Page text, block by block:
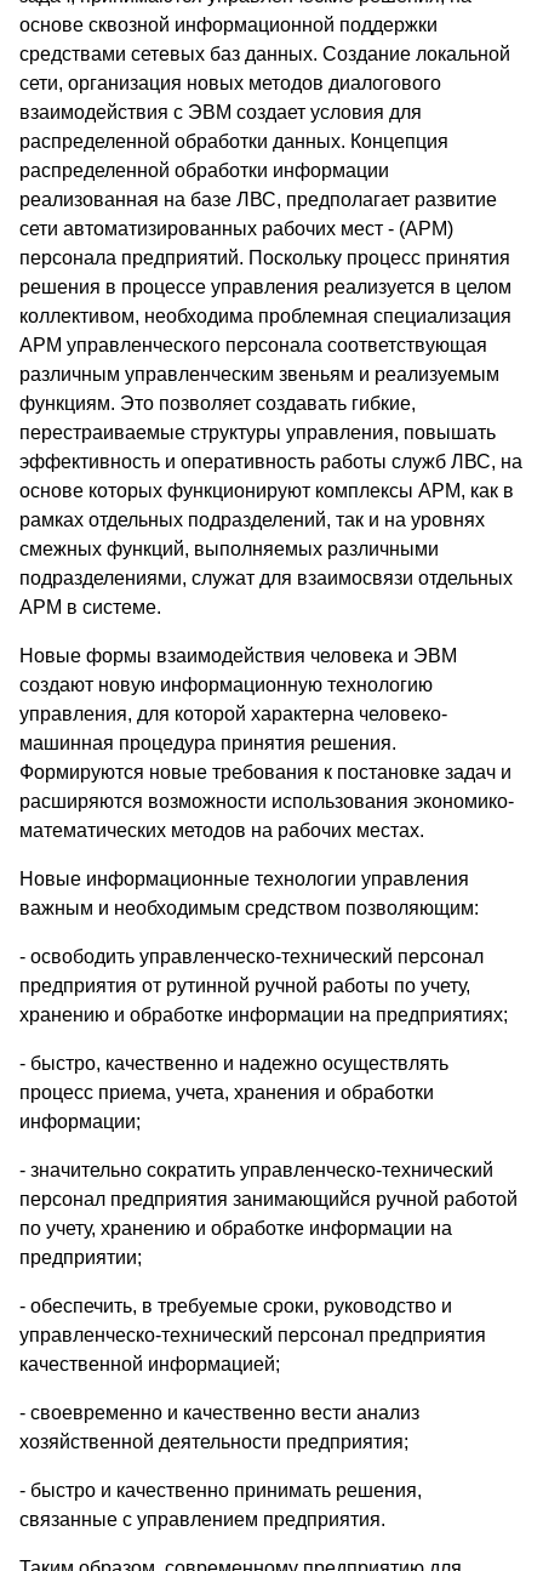
основе сквозной информационной поддержки
средствами сетевых баз данных. Создание локальной
сети, организация новых методов диалогового
взаимодействия с ЭВМ создает условия для
распределенной обработки данных. Концепция
распределенной обработки информации
реализованная на базе ЛВС, предполагает развитие
сети автоматизированных рабочих мест - (АРМ)
персонала предприятий. Поскольку процесс принятия
решения в процессе управления реализуется в целом
коллективом, необходима проблемная специализация
АРМ управленческого персонала соответствующая
различным управленческим звеньям и реализуемым
функциям. Это позволяет создавать гибкие,
перестраиваемые структуры управления, повышать
эффективность и оперативность работы служб ЛВС, на
основе которых функционируют комплексы АРМ, как в
рамках отдельных подразделений, так и на уровнях
смежных функций, выполняемых различными
подразделениями, служат для взаимосвязи отдельных
АРМ в системе.
Новые формы взаимодействия человека и ЭВМ
создают новую информационную технологию
управления, для которой характерна человеко-
машинная процедура принятия решения.
Формируются новые требования к постановке задач и
расширяются возможности использования экономико-
математических методов на рабочих местах.
Новые информационные технологии управления
важным и необходимым средством позволяющим:
- освободить управленческо-технический персонал
предприятия от рутинной ручной работы по учету,
хранению и обработке информации на предприятиях;
- быстро, качественно и надежно осуществлять
процесс приема, учета, хранения и обработки
информации;
- значительно сократить управленческо-технический
персонал предприятия занимающийся ручной работой
по учету, хранению и обработке информации на
предприятии;
- обеспечить, в требуемые сроки, руководство и
управленческо-технический персонал предприятия
качественной информацией;
- своевременно и качественно вести анализ
хозяйственной деятельности предприятия;
- быстро и качественно принимать решения,
связанные с управлением предприятия.